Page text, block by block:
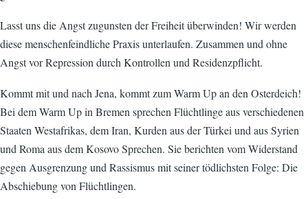
Lasst uns die Angst zugunsten der Freiheit überwinden! Wir werden
diese menschenfeindliche Praxis unterlaufen. Zusammen und ohne
Angst vor Repression durch Kontrollen und Residenzpflicht.
Kommt mit und nach Jena, kommt zum Warm Up an den Osterdeich!
Bei dem Warm Up in Bremen sprechen Flüchtlinge aus verschiedenen
Staaten Westafrikas, dem Iran, Kurden aus der Türkei und aus Syrien
und Roma aus dem Kosovo Sprechen. Sie berichten vom Widerstand
gegen Ausgrenzung und Rassismus mit seiner tödlichsten Folge: Die
Abschiebung von Flüchtlingen.